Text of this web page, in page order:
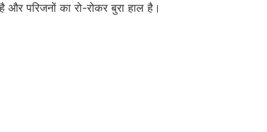
परिजनों का रो-रोकर बुरा हाल है।